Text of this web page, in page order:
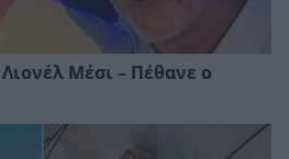
Μέσι – Πέθανε ο